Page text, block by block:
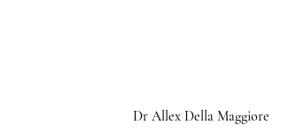
Dr Allex Della Maggiore